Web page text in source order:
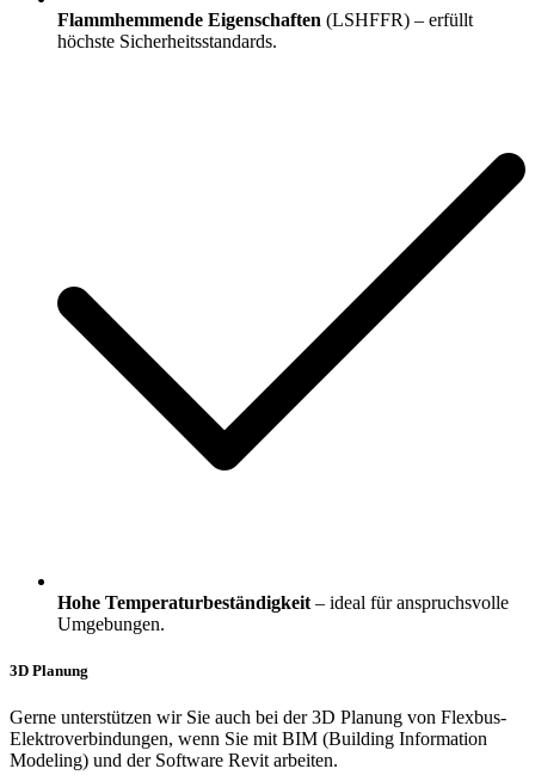
Flammhemmende Eigenschaften (LSHFFR) – erfüllt
höchste Sicherheitsstandards.
Hohe Temperaturbeständigkeit – ideal für anspruchsvolle
Umgebungen.
3D Planung
Gerne unterstützen wir Sie auch bei der 3D Planung von Flexbus-
Elektroverbindungen, wenn Sie mit BIM (Building Information
Modeling) und der Software Revit arbeiten.